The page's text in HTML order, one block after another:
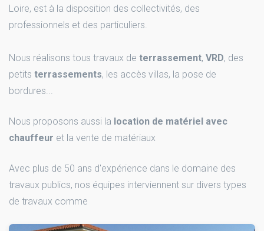
Loire, est à la disposition des collectivités, des
professionnels et des particuliers.
Nous réalisons tous travaux de terrassement, VRD, des
petits terrassements, les accès villas, la pose de
bordures...
Nous proposons aussi la location de matériel avec
chauffeur et la vente de matériaux
Avec plus de 50 ans d'expérience dans le domaine des
travaux publics, nos équipes interviennent sur divers types
de travaux comme